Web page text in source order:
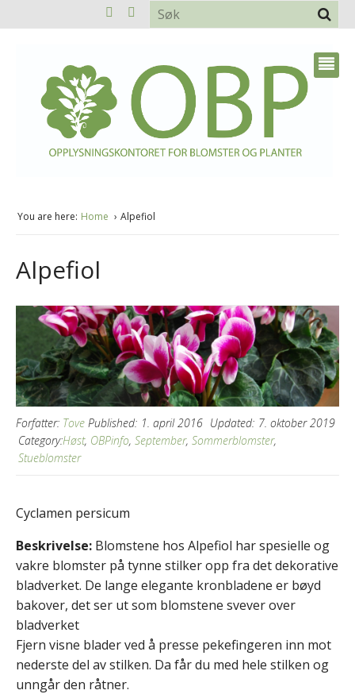
You are here: Home Alpefiol
Alpefiol
Forfatter: Tove Published: 1. april 2016 Updated: 7. oktober 2019
Category:Høst, OBPinfo, September, Sommerblomster,
Stueblomster
Cyclamen persicum
Beskrivelse: Blomstene hos Alpefiol har spesielle og
vakre blomster på tynne stilker opp fra det dekorative
bladverket. De lange elegante kronbladene er bøyd
bakover, det ser ut som blomstene svever over
bladverket
Fjern visne blader ved å presse pekefingeren inn mot
nederste del av stilken. Da får du med hele stilken og
unngår den råtner.